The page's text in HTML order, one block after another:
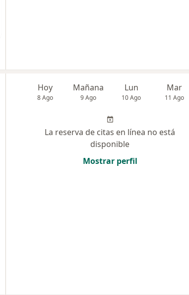
Hoy
8 Ago
Mañana
9 Ago
Lun
10 Ago
Mar
11 Ago
La reserva de citas en línea no está
disponible
Mostrar perfil